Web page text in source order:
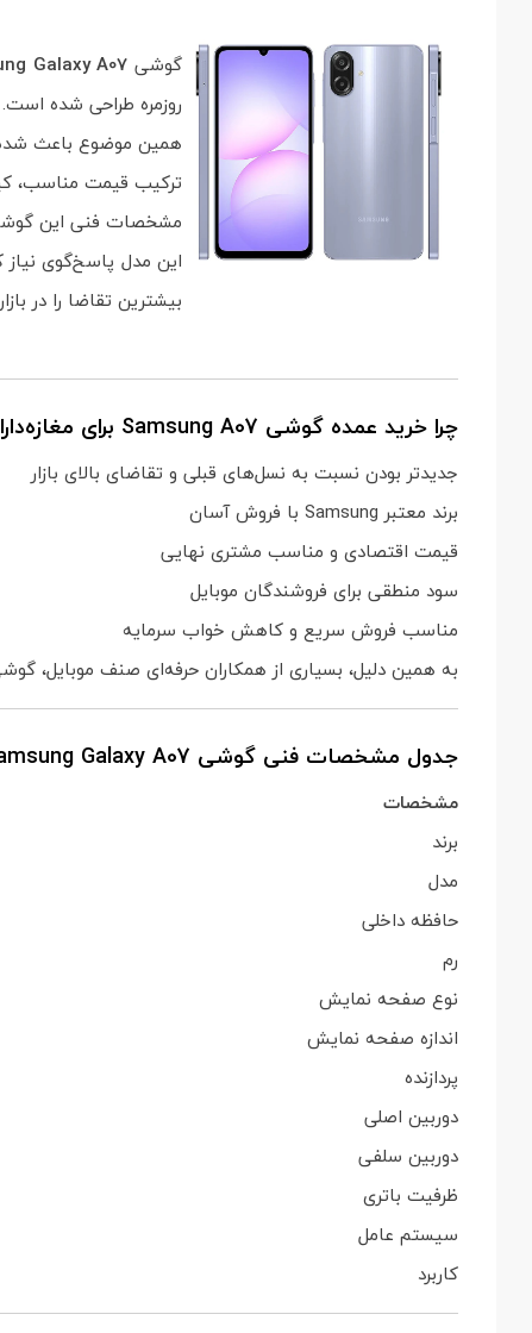
گوشی Galaxy A07
روزمره طراحی شده است.
همین موضوع باعث
ترکیب قیمت مناسب،
مشخصات فنی این
این مدل پاسخ‌گوی
بیشترین تقاضا را در
چرا خرید عمده گوشی Samsung A07 برای مغازه‌داران سودآور است؟
جدیدتر بودن نسبت به نسل‌های قبلی و تقاضای بالای بازار
برند معتبر Samsung با فروش آسان
قیمت اقتصادی و مناسب مشتری نهایی
سود منطقی برای فروشندگان موبایل
مناسب فروش سریع و کاهش خواب سرمایه
به همین دلیل، بسیاری از همکاران حرفه‌ای صنف موبایل،
جدول مشخصات فنی گوشی Samsung Galaxy A07
مشخصات
برند
مدل
حافظه داخلی
رم
نوع صفحه نمایش
اندازه صفحه نمایش
پردازنده
دوربین اصلی
دوربین سلفی
ظرفیت باتری
سیستم عامل
کاربرد